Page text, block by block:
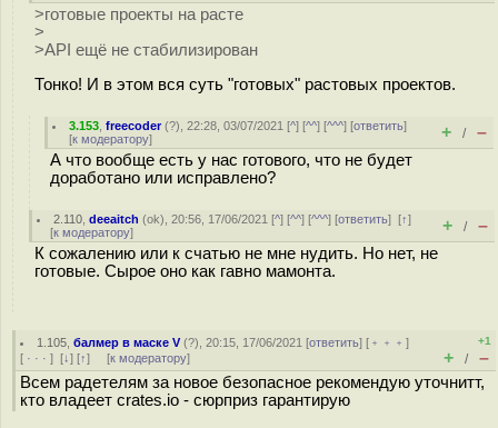
>готовые проекты на расте
>
>API ещё не стабилизирован
Тонко! И в этом вся суть "готовых" растовых проектов.
3.153 ,freecoder(?), 22:28, 03/07/2021 [^] [^^] [^^^] [ответить]
[к модератору] + / –
А что вообще есть у нас готового, что не будет
доработано или исправлено?
2.110 ,deeaitch (ok), 20:56, 17/06/2021 [^] [^^] [^^^] [ответить][↑]
[к модератору] + / –
К сожалению или к счатью не мне нудить. Но нет, не
готовые. Сырое оно как гавно мамонта.
1.105 ,балмер в маске V (?), 20:15, 17/06/2021 [ответить] [ ﹢﹢﹢]
[ · · · ] [↓] [↑] [к модератору]
+1
+ / –
Всем радетелям за новое безопасное рекомендую уточнитт,
кто владеет crates.io - сюрприз гарантирую